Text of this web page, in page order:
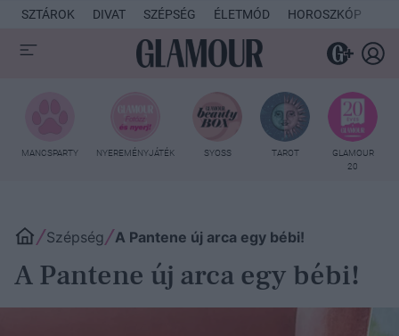
SZTÁROK DIVAT SZÉPSÉG ÉLETMÓD HOROSZKÓP
MANCSPARTY NYEREMÉNYJÁTÉK SYOSS TAROT
GLAMOUR
20
Szépség A Pantene új arca egy bébi!
A Pantene új arca egy bébi!